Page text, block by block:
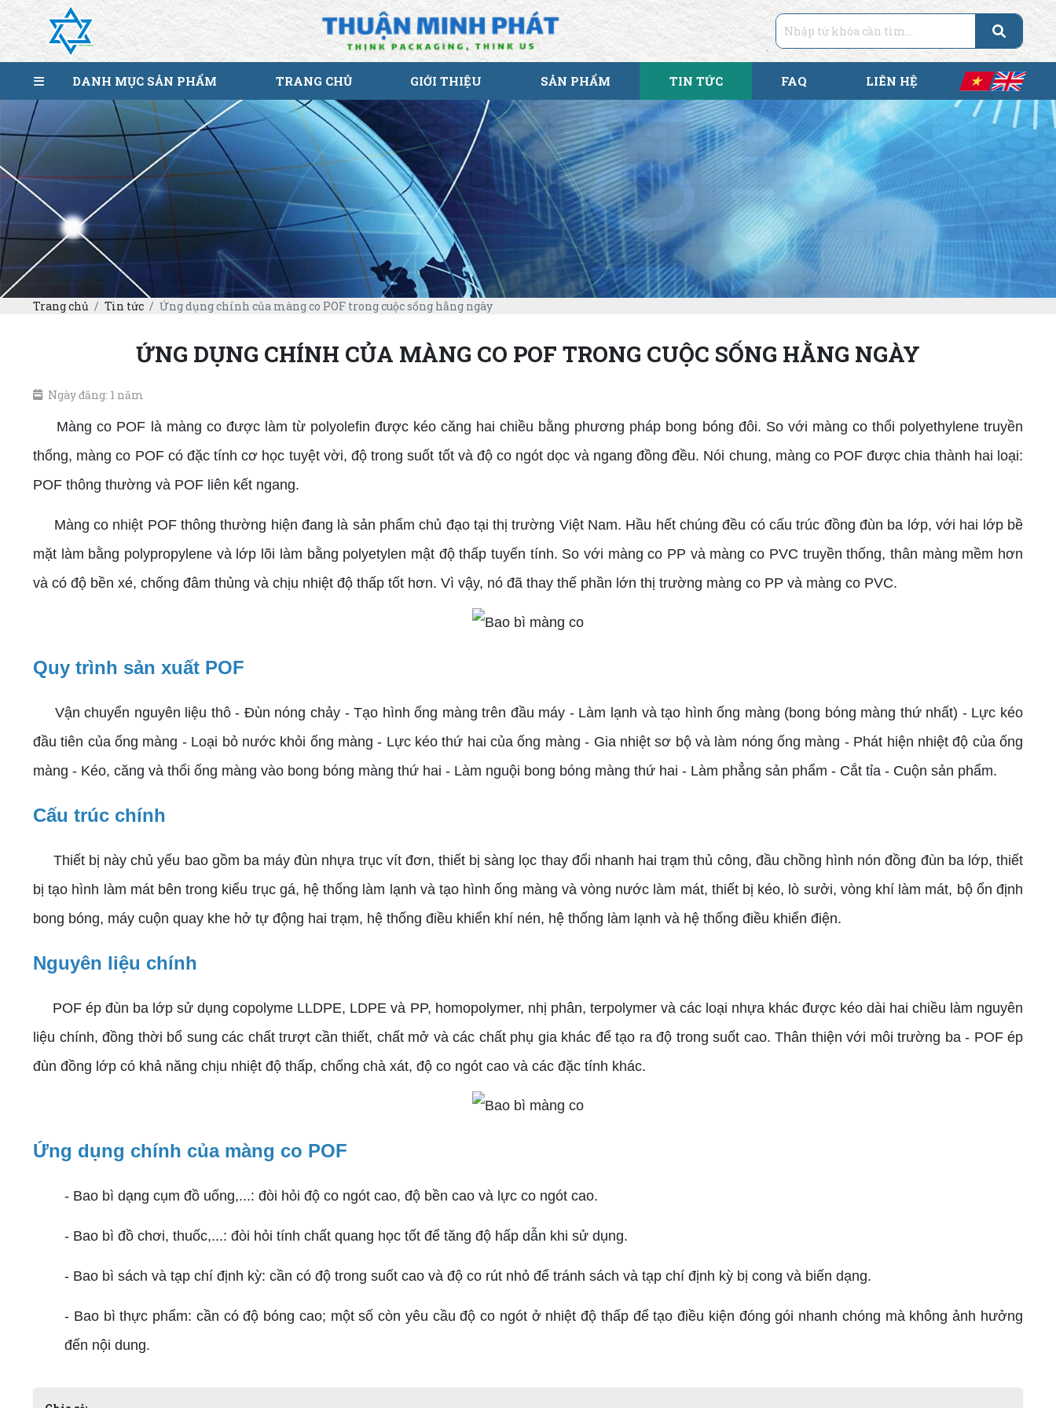
DANH MỤC SẢN PHẨM TRANG CHỦ GIỚI THIỆU SẢN PHẨM TIN TỨC FAQ LIÊN HỆ
Trang chủ Tin tức Ứng dụng chính của màng co POF trong cuộc sống hằng ngày
ỨNG DỤNG CHÍNH CỦA MÀNG CO POF TRONG CUỘC SỐNG HẰNG NGÀY
Ngày đăng: 1 năm
Màng co POF là màng co được làm từ polyolefin được kéo căng hai chiều bằng phương pháp bong bóng đôi. So với màng co thổi polyethylene truyền
thống, màng co POF có đặc tính cơ học tuyệt vời, độ trong suốt tốt và độ co ngót dọc và ngang đồng đều. Nói chung, màng co POF được chia thành hai loại:
POF thông thường và POF liên kết ngang.
Màng co nhiệt POF thông thường hiện đang là sản phẩm chủ đạo tại thị trường Việt Nam. Hầu hết chúng đều có cấu trúc đồng đùn ba lớp, với hai lớp bề
mặt làm bằng polypropylene và lớp lõi làm bằng polyetylen mật độ thấp tuyến tính. So với màng co PP và màng co PVC truyền thống, thân màng mềm hơn
và có độ bền xé, chống đâm thủng và chịu nhiệt độ thấp tốt hơn. Vì vậy, nó đã thay thế phần lớn thị trường màng co PP và màng co PVC.
Quy trình sản xuất POF
Vận chuyển nguyên liệu thô - Đùn nóng chảy - Tạo hình ống màng trên đầu máy - Làm lạnh và tạo hình ống màng (bong bóng màng thứ nhất) - Lực kéo
đầu tiên của ống màng - Loại bỏ nước khỏi ống màng - Lực kéo thứ hai của ống màng - Gia nhiệt sơ bộ và làm nóng ống màng - Phát hiện nhiệt độ của ống
màng - Kéo, căng và thổi ống màng vào bong bóng màng thứ hai - Làm nguội bong bóng màng thứ hai - Làm phẳng sản phẩm - Cắt tỉa - Cuộn sản phẩm.
Cấu trúc chính
Thiết bị này chủ yếu bao gồm ba máy đùn nhựa trục vít đơn, thiết bị sàng lọc thay đổi nhanh hai trạm thủ công, đầu chồng hình nón đồng đùn ba lớp, thiết
bị tạo hình làm mát bên trong kiểu trục gá, hệ thống làm lạnh và tạo hình ống màng và vòng nước làm mát, thiết bị kéo, lò sưởi, vòng khí làm mát, bộ ổn định
bong bóng, máy cuộn quay khe hở tự động hai trạm, hệ thống điều khiển khí nén, hệ thống làm lạnh và hệ thống điều khiển điện.
Nguyên liệu chính
POF ép đùn ba lớp sử dụng copolyme LLDPE, LDPE và PP, homopolymer, nhị phân, terpolymer và các loại nhựa khác được kéo dài hai chiều làm nguyên
liệu chính, đồng thời bổ sung các chất trượt cần thiết, chất mở và các chất phụ gia khác để tạo ra độ trong suốt cao. Thân thiện với môi trường ba - POF ép
đùn đồng lớp có khả năng chịu nhiệt độ thấp, chống chà xát, độ co ngót cao và các đặc tính khác.
Ứng dụng chính của màng co POF
- Bao bì dạng cụm đồ uống,...: đòi hỏi độ co ngót cao, độ bền cao và lực co ngót cao.
- Bao bì đồ chơi, thuốc,...: đòi hỏi tính chất quang học tốt để tăng độ hấp dẫn khi sử dụng.
- Bao bì sách và tạp chí định kỳ: cần có độ trong suốt cao và độ co rút nhỏ để tránh sách và tạp chí định kỳ bị cong và biến dạng.
- Bao bì thực phẩm: cần có độ bóng cao; một số còn yêu cầu độ co ngót ở nhiệt độ thấp để tạo điều kiện đóng gói nhanh chóng mà không ảnh hưởng
đến nội dung.